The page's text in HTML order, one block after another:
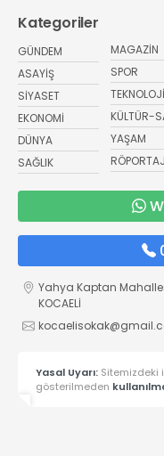
Kategoriler
GÜNDEM
ASAYİŞ
SİYASET
EKONOMİ
DÜNYA
SAĞLIK
MAGAZİN
SPOR
TEKNOLOJİ
KÜLTÜR-
YAŞAM
RÖPORTAJ
Yahya Kaptan
KOCAELİ
Yasal Uyarı: Sitemizdeki
gösterilmeden